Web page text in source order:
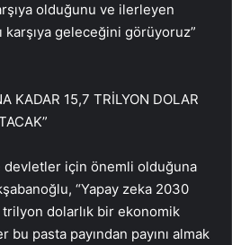
olduğunu ve ilerleyen
karşıya geleceğini görüyoruz”
KADAR 15,7 TRİLYON DOLAR
devletler için önemli olduğuna
“Yapay zeka 2030
trilyon dolarlık bir ekonomik
pasta payından payını almak